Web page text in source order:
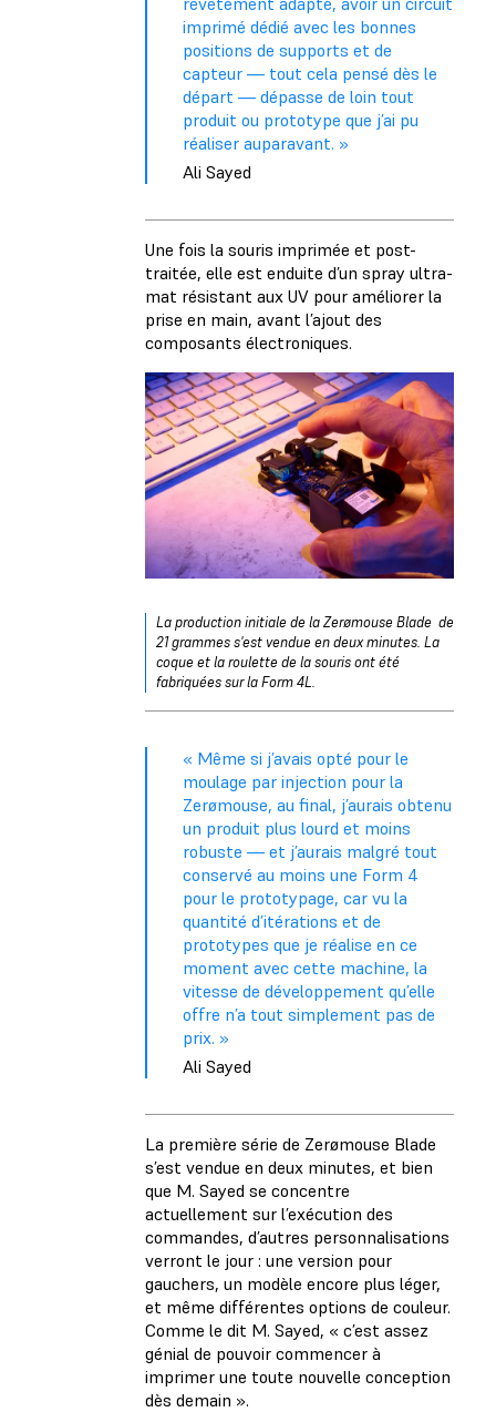
imprimé dédié avec les bonnes
positions de supports et de
capteur — tout cela pensé dès le
départ — dépasse de loin tout
produit ou prototype que j’ai pu
réaliser auparavant. »
Ali Sayed
Une fois la souris imprimée et post-
traitée, elle est enduite d’un spray ultra-
mat résistant aux UV pour améliorer la
prise en main, avant l’ajout des
composants électroniques.
La production initiale de la Zerømouse Blade de
21 grammes s'est vendue en deux minutes. La
coque et la roulette de la souris ont été
fabriquées sur la Form 4L.
« Même si j’avais opté pour le
moulage par injection pour la
Zerømouse, au final, j’aurais obtenu
un produit plus lourd et moins
robuste — et j’aurais malgré tout
conservé au moins une Form 4
pour le prototypage, car vu la
quantité d’itérations et de
prototypes que je réalise en ce
moment avec cette machine, la
vitesse de développement qu’elle
offre n’a tout simplement pas de
prix. »
Ali Sayed
La première série de Zerømouse Blade
s’est vendue en deux minutes, et bien
que M. Sayed se concentre
actuellement sur l’exécution des
commandes, d’autres personnalisations
verront le jour : une version pour
gauchers, un modèle encore plus léger,
et même différentes options de couleur.
Comme le dit M. Sayed, « c’est assez
génial de pouvoir commencer à
imprimer une toute nouvelle conception
dès demain ».